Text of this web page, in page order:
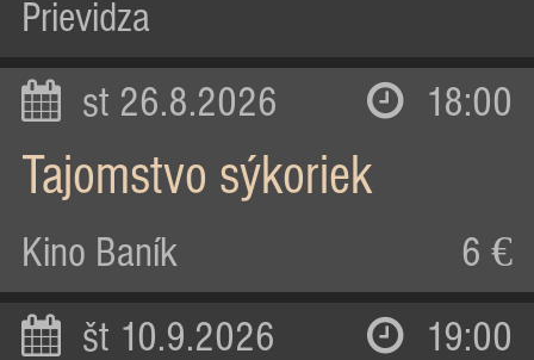
Prievidza
st 26.8.2026 18:00
Tajomstvo sýkoriek
Kino Baník 6 €
št 10.9.2026 19:00